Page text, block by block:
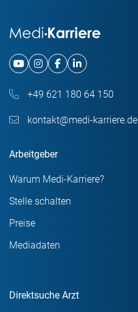
+49 621 180 64 150
kontakt@medi-karriere.de
Arbeitgeber
Warum Medi-Karriere?
Stelle schalten
Preise
Mediadaten
Direktsuche Arzt